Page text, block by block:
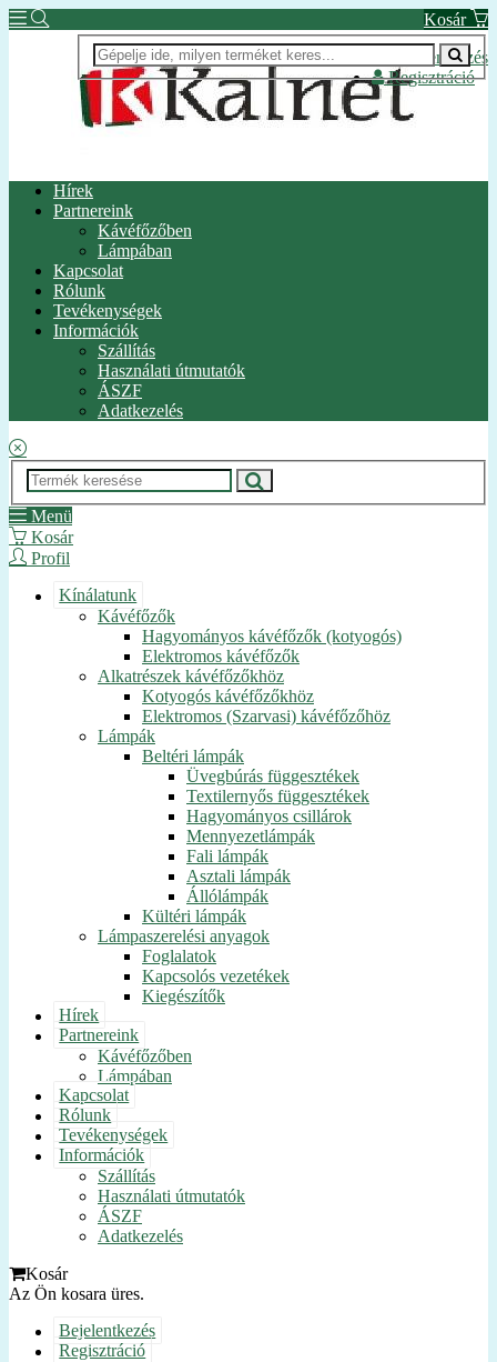
Kosár
Bejelentkezés
Regisztráció
Hírek
Partnereink
Kávéfőzőben
Lámpában
Kapcsolat
Rólunk
Tevékenységek
Információk
Szállítás
Használati útmutatók
ÁSZF
Adatkezelés
Menü
Kosár
Profil
Kínálatunk
Kávéfőzők
Hagyományos kávéfőzők (kotyogós)
Elektromos kávéfőzők
Alkatrészek kávéfőzőkhöz
Kotyogós kávéfőzőkhöz
Elektromos (Szarvasi) kávéfőzőhöz
Lámpák
Beltéri lámpák
Üvegbúrás függesztékek
Textilernyős függesztékek
Hagyományos csillárok
Mennyezetlámpák
Fali lámpák
Asztali lámpák
Állólámpák
Kültéri lámpák
Lámpaszerelési anyagok
Foglalatok
Kapcsolós vezetékek
Kiegészítők
Hírek
Partnereink
Kávéfőzőben
Lámpában
Kapcsolat
Rólunk
Tevékenységek
Információk
Szállítás
Használati útmutatók
ÁSZF
Adatkezelés
Kosár
Az Ön kosara üres.
Bejelentkezés
Regisztráció